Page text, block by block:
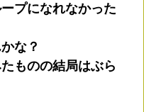
プになれなかった
な？
ものの結局はぶら